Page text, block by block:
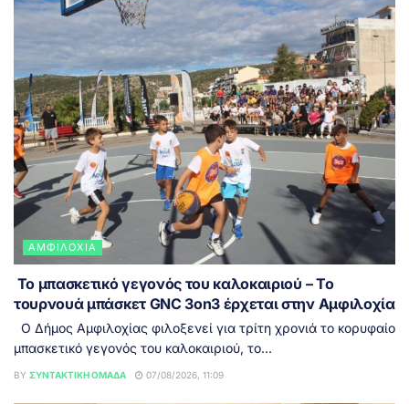
ΑΜΦΙΛΟΧΊΑ
Το μπασκετικό γεγονός του καλοκαιριού – Το
τουρνουά μπάσκετ GNC 3on3 έρχεται στην Αμφιλοχία
Ο Δήμος Αμφιλοχίας φιλοξενεί για τρίτη χρονιά το κορυφαίο
μπασκετικό γεγονός του καλοκαιριού, το...
BY ΣΥΝΤΑΚΤΙΚΉ ΟΜΆΔΑ 07/08/2026, 11:09